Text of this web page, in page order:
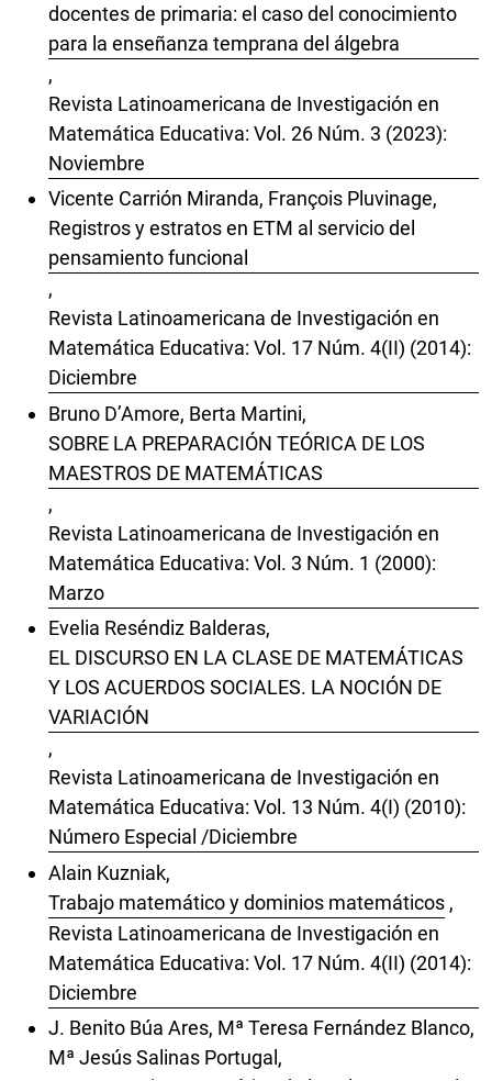
docentes de primaria: el caso del conocimiento
para la enseñanza temprana del álgebra
,
Revista Latinoamericana de Investigación en
Matemática Educativa: Vol. 26 Núm. 3 (2023):
Noviembre
Vicente Carrión Miranda, François Pluvinage,
Registros y estratos en ETM al servicio del
pensamiento funcional
,
Revista Latinoamericana de Investigación en
Matemática Educativa: Vol. 17 Núm. 4(II) (2014):
Diciembre
Bruno D’Amore, Berta Martini,
SOBRE LA PREPARACIÓN TEÓRICA DE LOS
MAESTROS DE MATEMÁTICAS
,
Revista Latinoamericana de Investigación en
Matemática Educativa: Vol. 3 Núm. 1 (2000):
Marzo
Evelia Reséndiz Balderas,
EL DISCURSO EN LA CLASE DE MATEMÁTICAS
Y LOS ACUERDOS SOCIALES. LA NOCIÓN DE
VARIACIÓN
,
Revista Latinoamericana de Investigación en
Matemática Educativa: Vol. 13 Núm. 4(I) (2010):
Número Especial /Diciembre
Alain Kuzniak,
Trabajo matemático y dominios matemáticos ,
Revista Latinoamericana de Investigación en
Matemática Educativa: Vol. 17 Núm. 4(II) (2014):
Diciembre
J. Benito Búa Ares, Mª Teresa Fernández Blanco,
Mª Jesús Salinas Portugal,